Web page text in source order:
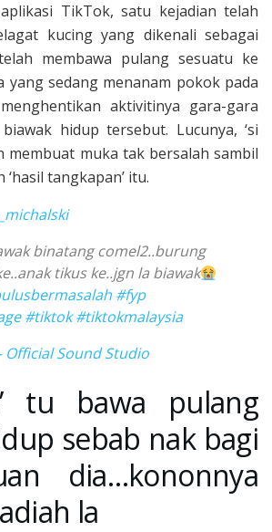
TikTok, satu kejadian telah
kucing yang dikenali sebagai
membawa pulang sesuatu ke
yang sedang menanam pokok pada
aktivitinya gara-gara
hidup tersebut. Lucunya, ‘si
membuat muka tak bersalah sambil
tangkapan’ itu.
binatang comel2..burung
tikus ke..jgn la biawak
#fyp
#tiktok #tiktokmalaysia
Official Sound Studio
tu bawa pulang
sebab nak bagi
dia…kononnya
la